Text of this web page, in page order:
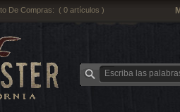
De Compras: ( 0 artículos )